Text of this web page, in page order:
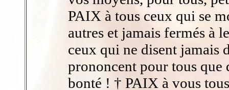
PAIX à tous ceux qui se
autres et jamais fermés à
ceux qui ne disent jamais
prononcent pour tous que
bonté ! † PAIX à vous